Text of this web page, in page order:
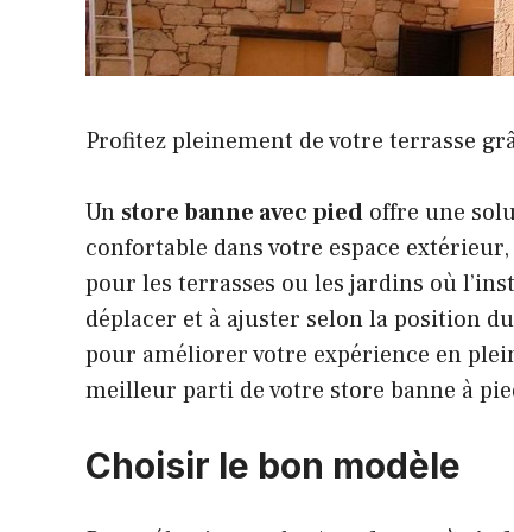
Profitez pleinement de votre terrasse
Un store banne avec pied offre une
confortable dans votre espace
pour les terrasses ou les jardins où
déplacer et à ajuster selon la position
pour améliorer votre expérience en
meilleur parti de votre store banne à
Choisir le bon modèle